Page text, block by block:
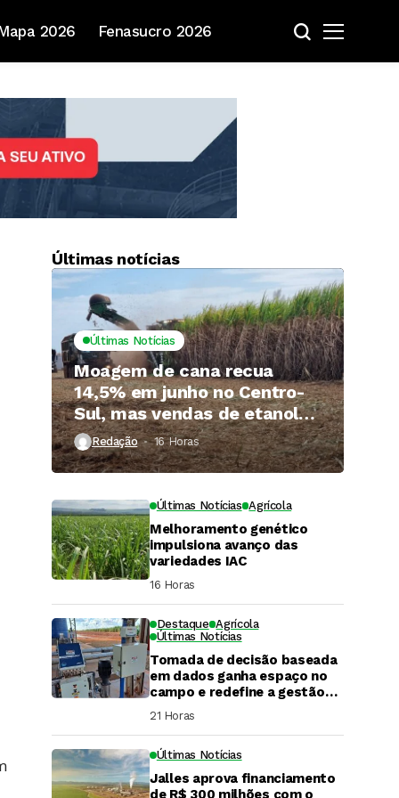
2026 Fenasucro 2026
Últimas notícias
Últimas Notícias
Moagem de cana recua
14,5% em junho no Centro-
Sul, mas vendas de etanol
superam 3 bilhões de litros
Redação 16 Horas ⁮
Últimas Notícias Agrícola
Melhoramento genético
impulsiona avanço das
variedades IAC
16 Horas ⁮
Destaque Agrícola
Últimas Notícias
Tomada de decisão baseada
em dados ganha espaço no
campo e redefine a gestão
hídrica das propriedades
rurais
21 Horas ⁮
Últimas Notícias
Jalles aprova financiamento
de R$ 300 milhões com o
DaCana Cast